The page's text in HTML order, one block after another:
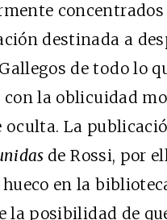
destinada a
de todo lo
con la oblicuidad
oculta. La
de Rossi, por
en la
la posibilidad de